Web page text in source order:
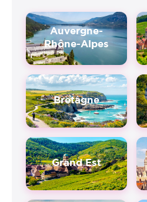
Auvergne-
Rhône-Alpes
Bretagne
Grand Est